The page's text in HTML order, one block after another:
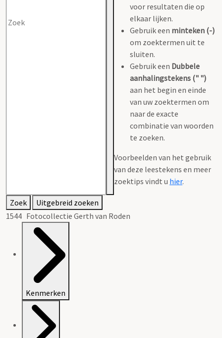
voor resultaten die op
elkaar lijken.
Gebruik een minteken (-)
om zoektermen uit te
sluiten.
Gebruik een Dubbele
aanhalingstekens (" ")
aan het begin en einde
van uw zoektermen om
naar de exacte
combinatie van woorden
te zoeken.
Voorbeelden van het gebruik
van deze leestekens en meer
zoektips vindt u hier.
Zoek
Uitgebreid zoeken
1544 Fotocollectie Gerth van Roden
Kenmerken